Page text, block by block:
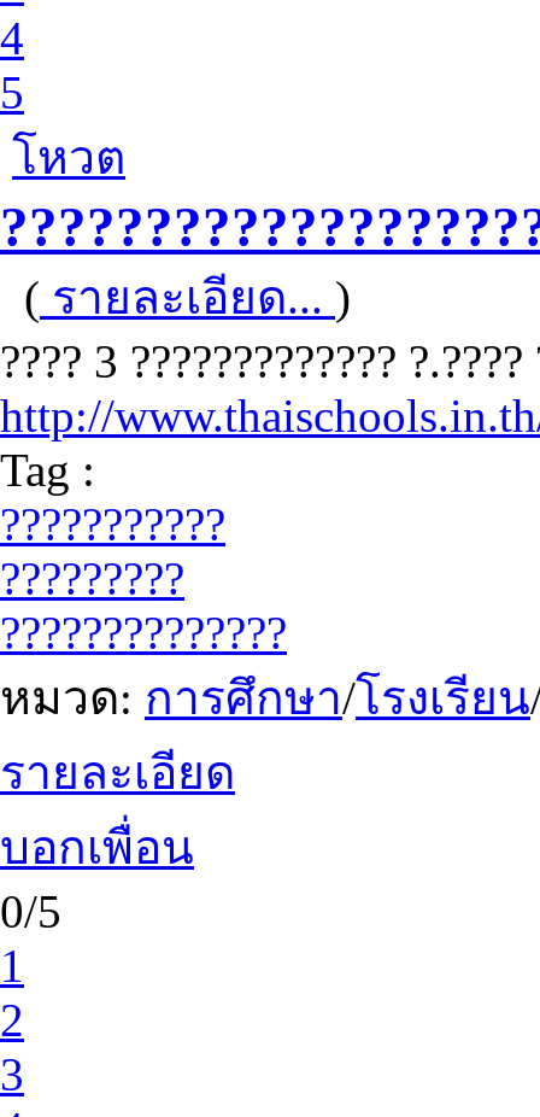
4
5
โหวต
( รายละเอียด... )
???? 3 ?????????????
http://
Tag :
???????????
?????????
??????????????
หมวด: การศึกษา/โรงเรียน
รายละเอียด
บอกเพื่อน
0/5
1
2
3